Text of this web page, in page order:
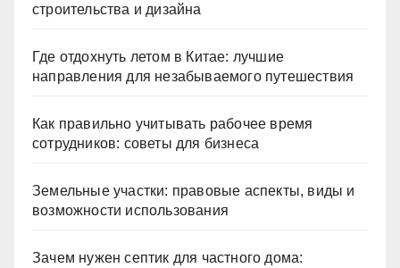
строительства и дизайна
Где отдохнуть летом в Китае: лучшие
направления для незабываемого путешествия
Как правильно учитывать рабочее время
сотрудников: советы для бизнеса
Земельные участки: правовые аспекты, виды и
возможности использования
Зачем нужен септик для частного дома: